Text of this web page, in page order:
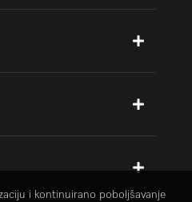
i kontinuirano poboljšavanje